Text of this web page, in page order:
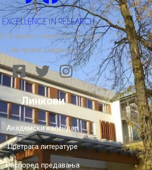
Факултет политичких наука.
Сва права задржана.
Линкови
Академски календар
Претрага литературе
Распоред предавања